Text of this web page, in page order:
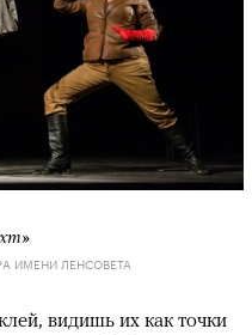
ИМЕНИ ЛЕНСОВЕТА
видишь их как точки